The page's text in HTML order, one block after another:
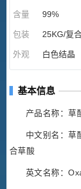
含量 99%
包装 25KG/复
外观 白色结晶
基本信息
产品名称：草
中文别名：草
合草酸
英文名称：